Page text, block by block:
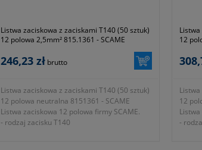
Listwa zaciskowa z zaciskami T140 (50 sztuk)
12 polowa 2,5mm² 815.1361 - SCAME
246,23 zł brutto
Listwa zaciskowa z zaciskami T140 (50 sztuk)
12 polowa neutralna 8151361 - SCAME
Listwa zaciskowa 12 polowa firmy SCAME.
- rodzaj zacisku T140
12
12
-